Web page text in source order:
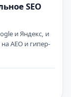
SEO
и Яндекс, и
AEO и гипер-